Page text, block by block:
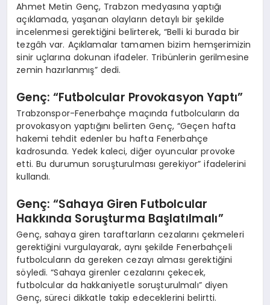
Ahmet Metin Genç, Trabzon medyasına yaptığı
açıklamada, yaşanan olayların detaylı bir şekilde
incelenmesi gerektiğini belirterek, “Belli ki burada bir
tezgâh var. Açıklamalar tamamen bizim hemşerimizin
sinir uçlarına dokunan ifadeler. Tribünlerin gerilmesine
zemin hazırlanmış” dedi.
Genç: “Futbolcular Provokasyon Yaptı”
Trabzonspor-Fenerbahçe maçında futbolcuların da
provokasyon yaptığını belirten Genç, “Geçen hafta
hakemi tehdit edenler bu hafta Fenerbahçe
kadrosunda. Yedek kaleci, diğer oyuncular provoke
etti. Bu durumun soruşturulması gerekiyor” ifadelerini
kullandı.
Genç: “Sahaya Giren Futbolcular
Hakkında Soruşturma Başlatılmalı”
Genç, sahaya giren taraftarların cezalarını çekmeleri
gerektiğini vurgulayarak, aynı şekilde Fenerbahçeli
futbolcuların da gereken cezayı alması gerektiğini
söyledi. “Sahaya girenler cezalarını çekecek,
futbolcular da hakkaniyetle soruşturulmalı” diyen
Genç, süreci dikkatle takip edeceklerini belirtti.